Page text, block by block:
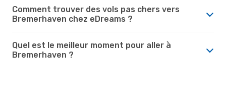
Comment trouver des vols pas chers vers
Bremerhaven chez eDreams ?
Quel est le meilleur moment pour aller à
Bremerhaven ?